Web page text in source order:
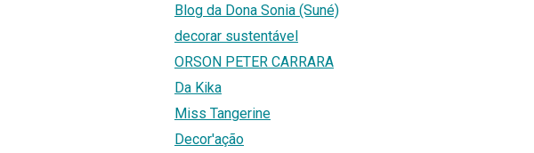
Blog da Dona Sonia (Suné)
decorar sustentável
ORSON PETER CARRARA
Da Kika
Miss Tangerine
Decor'ação